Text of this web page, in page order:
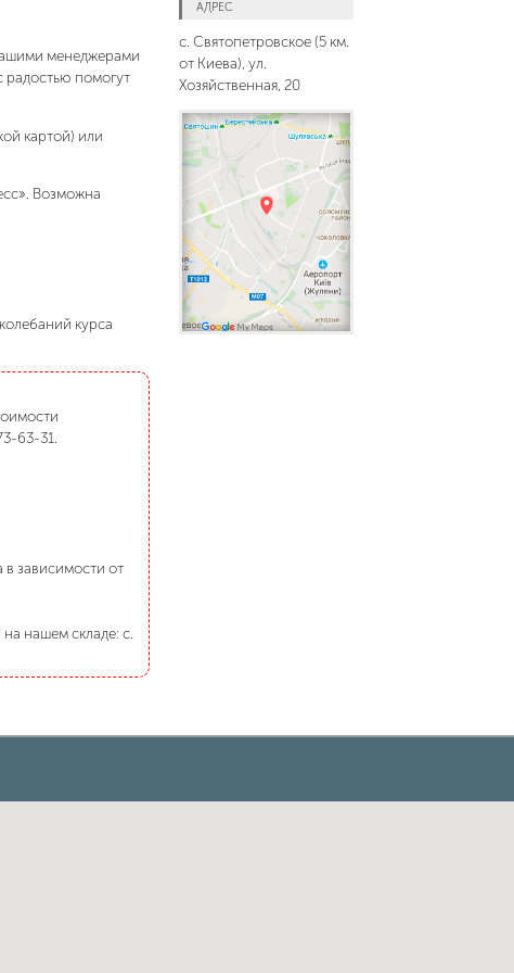
менеджерами
помогут
картой) или
Возможна
курса
63-31.
в зависимости от
нашем складе: с.
АДРЕС
с. Святопетровское (5 км.
от Киева), ул.
Хозяйственная, 20